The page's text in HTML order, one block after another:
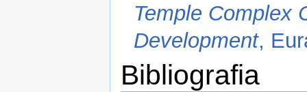
Temple Complex
Development,
Bibliografia